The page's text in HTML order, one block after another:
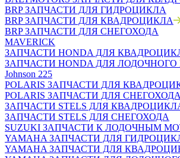
BRP ЗАПЧАСТИ ДЛЯ ГИДРОЦИКЛА
BRP ЗАПЧАСТИ ДЛЯ КВАДРОЦИКЛА
BRP ЗАПЧАСТИ ДЛЯ СНЕГОХОДА
MAVERICK
ЗАПЧАСТИ HONDA ДЛЯ
ЗАПЧАСТИ HONDA ДЛЯ
Johnson 225
POLARIS ЗАПЧАСТИ ДЛЯ
POLARIS ЗАПЧАСТИ ДЛЯ СНЕГОХОДА
ЗАПЧАСТИ STELS ДЛЯ
ЗАПЧАСТИ STELS ДЛЯ СНЕГОХОДА
SUZUKI ЗАПЧАСТИ К ЛОДОЧНЫМ
YAMAHA ЗАПЧАСТИ ДЛЯ
YAMAHA ЗАПЧАСТИ ДЛЯ